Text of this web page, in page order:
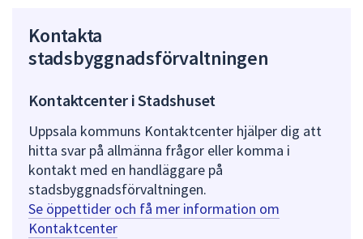
Kontakta
stadsbyggnadsförvaltningen
Kontaktcenter i Stadshuset
Uppsala kommuns Kontaktcenter hjälper dig att
hitta svar på allmänna frågor eller komma i
kontakt med en handläggare på
stadsbyggnadsförvaltningen.
Se öppettider och få mer information om
Kontaktcenter